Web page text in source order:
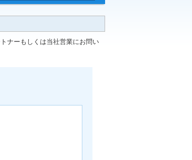
ナーもしくは当社営業にお問い